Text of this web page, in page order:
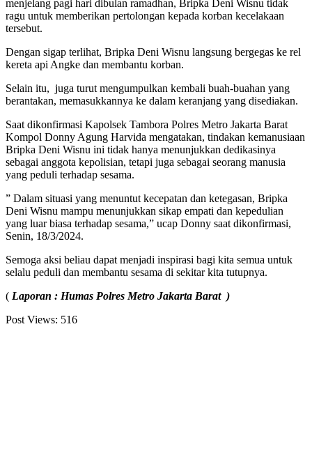
menjelang pagi hari dibulan ramadhan, Bripka Deni Wisnu tidak
ragu untuk memberikan pertolongan kepada korban kecelakaan
tersebut.
Dengan sigap terlihat, Bripka Deni Wisnu langsung bergegas ke rel
kereta api Angke dan membantu korban.
Selain itu, juga turut mengumpulkan kembali buah-buahan yang
berantakan, memasukkannya ke dalam keranjang yang disediakan.
Saat dikonfirmasi Kapolsek Tambora Polres Metro Jakarta Barat
Kompol Donny Agung Harvida mengatakan, tindakan kemanusiaan
Bripka Deni Wisnu ini tidak hanya menunjukkan dedikasinya
sebagai anggota kepolisian, tetapi juga sebagai seorang manusia
yang peduli terhadap sesama.
” Dalam situasi yang menuntut kecepatan dan ketegasan, Bripka
Deni Wisnu mampu menunjukkan sikap empati dan kepedulian
yang luar biasa terhadap sesama,” ucap Donny saat dikonfirmasi,
Senin, 18/3/2024.
Semoga aksi beliau dapat menjadi inspirasi bagi kita semua untuk
selalu peduli dan membantu sesama di sekitar kita tutupnya.
( Laporan : Humas Polres Metro Jakarta Barat )
Post Views: 516